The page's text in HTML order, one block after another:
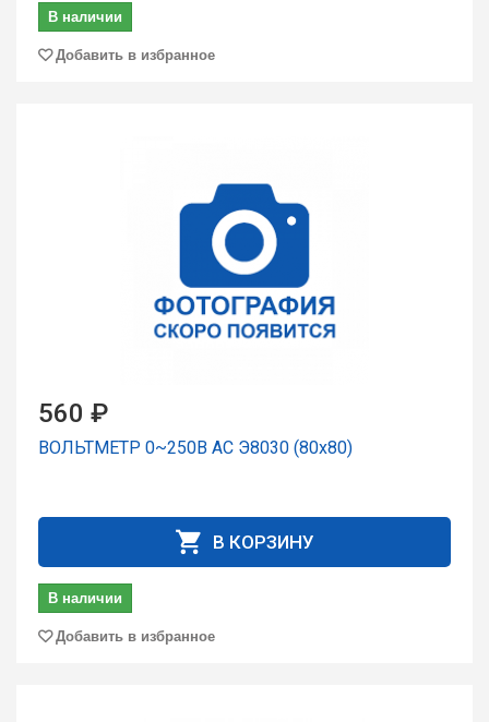
В наличии
Добавить в избранное
560 ₽
ВОЛЬТМЕТР 0~250В AC Э8030 (80х80)
В КОРЗИНУ
В наличии
Добавить в избранное